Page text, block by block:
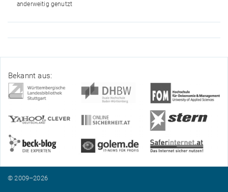
anderweitig genutzt
Bekannt aus:
© 2009–2026